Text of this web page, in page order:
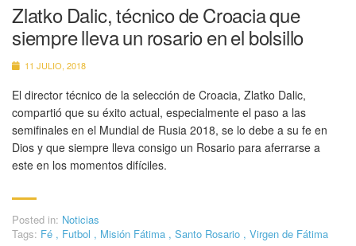
Zlatko Dalic, técnico de Croacia que
siempre lleva un rosario en el bolsillo
11 JULIO, 2018
El director técnico de la selección de Croacia, Zlatko Dalic,
compartió que su éxito actual, especialmente el paso a las
semifinales en el Mundial de Rusia 2018, se lo debe a su fe en
Dios y que siempre lleva consigo un Rosario para aferrarse a
este en los momentos difíciles.
Posted in: Noticias
Tags: Fé , Futbol , Misión Fátima , Santo Rosario , Virgen de Fátima